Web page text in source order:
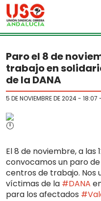
Skip to main content
Paro el 8 de
trabajo en
de la DANA
5 DE NOVIEMBRE DE 2024 - 18:07
El 8 de noviembre, a las
convocamos un paro
centros de trabajo. Nos
víctimas de la #DANA
para los afectados